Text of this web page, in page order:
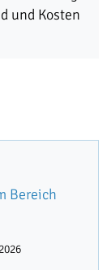
und Kosten
Bereich